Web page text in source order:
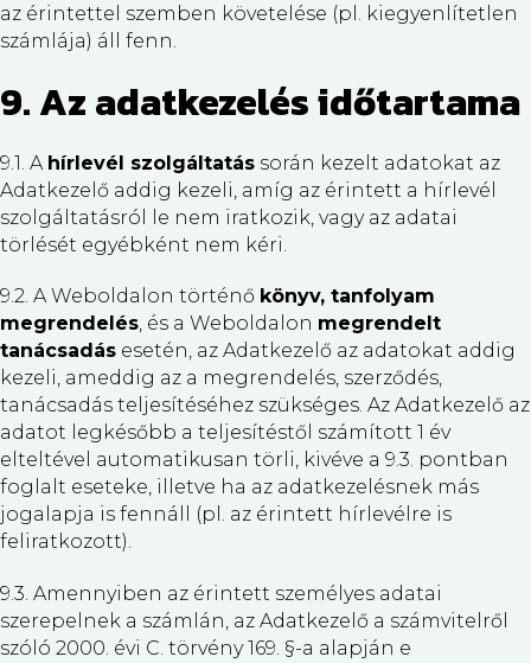
az érintettel szemben követelése (pl. kiegyenlítetlen
számlája) áll fenn.
9. Az adatkezelés időtartama
9.1. A hírlevél szolgáltatás során kezelt adatokat az
Adatkezelő addig kezeli, amíg az érintett a hírlevél
szolgáltatásról le nem iratkozik, vagy az adatai
törlését egyébként nem kéri.
9.2. A Weboldalon történő könyv, tanfolyam
megrendelés, és a Weboldalon megrendelt
tanácsadás esetén, az Adatkezelő az adatokat addig
kezeli, ameddig az a megrendelés, szerződés,
tanácsadás teljesítéséhez szükséges. Az Adatkezelő az
adatot legkésőbb a teljesítéstől számított 1 év
elteltével automatikusan törli, kivéve a 9.3. pontban
foglalt eseteke, illetve ha az adatkezelésnek más
jogalapja is fennáll (pl. az érintett hírlevélre is
feliratkozott).
9.3. Amennyiben az érintett személyes adatai
szerepelnek a számlán, az Adatkezelő a számvitelről
szóló 2000. évi C. törvény 169. §-a alapján e